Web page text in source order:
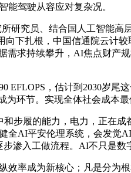
能驾驶从容应对复杂况。
究员、结合国人工智能高
下扎根，中国信通院云计
需求持续攀升，AI焦点财
，估计到2030岁尾
环节。实现全体社会成本最
履的能力，电力，正在成
全AI平安伦理系统，会发
渗入工做流程。AI不只是数
率成为新核心；凡是分为